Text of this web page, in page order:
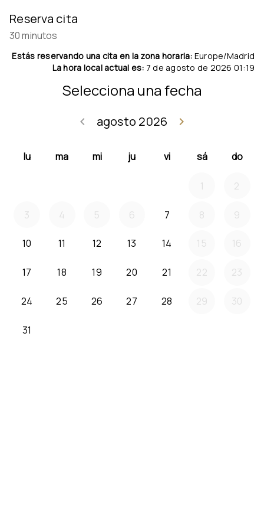
Reserva cita
30 minutos
Estás reservando una cita en la zona horaria: Europe/Madrid
La hora local actual es: 7 de agosto de 2026 01:19
Selecciona una fecha
agosto 2026
keyboard_arrow_left
keyboard_arrow_right
lu ma mi ju vi sá do
1 2
3 4 5 6 7 8 9
10 11 12 13 14 15 16
17 18 19 20 21 22 23
24 25 26 27 28 29 30
31